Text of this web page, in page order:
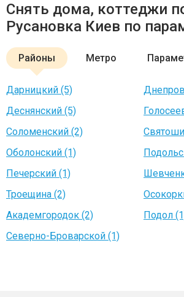
Снять дома, коттеджи
Русановка Киев по
Районы Метро
Дарницкий (5)
Деснянский (5)
Соломенский (2)
Оболонский (1)
Печерский (1)
Троещина (2)
Академгородок (2)
Подол
Северно-Броварской (1)